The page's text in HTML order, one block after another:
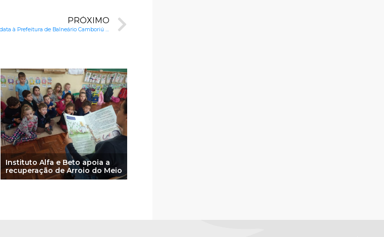
PRÓXIMO
#27:Juliana Pavan, candidata à Prefeitura de Balneário Camboriú (SC): A urgência de reestruturar e ampliar a educação pública na cidade
Instituto Alfa e Beto apoia a
recuperação de Arroio do Meio